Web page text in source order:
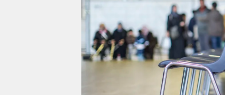
unterstützen
abo